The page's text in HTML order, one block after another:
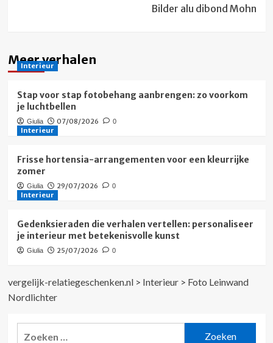
Bilder alu dibond Mohn
Meer verhalen
Interieur
Stap voor stap fotobehang aanbrengen: zo voorkom
je luchtbellen
Giulia 07/08/2026 0
Interieur
Frisse hortensia-arrangementen voor een kleurrijke
zomer
Giulia 29/07/2026 0
Interieur
Gedenksieraden die verhalen vertellen: personaliseer
je interieur met betekenisvolle kunst
Giulia 25/07/2026 0
vergelijk-relatiegeschenken.nl> Interieur> Foto Leinwand
Nordlichter